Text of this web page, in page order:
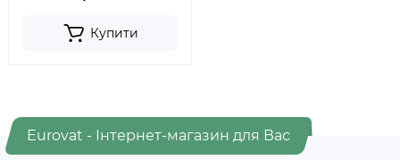
Купити
Eurovat - Інтернет-магазин для Вас